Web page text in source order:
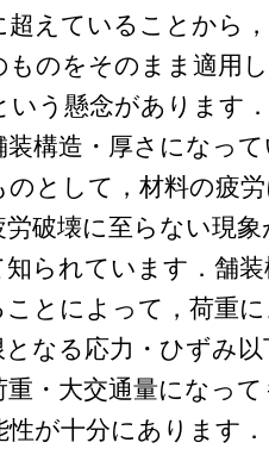
えていることから
ものをそのまま適用
いう懸念があります
装構造・厚さになっ
として，材料の疲
破壊に至らない現
られています．舗
とによって，荷重
となる応力・ひずみ
重・大交通量になっ
が十分にあります．